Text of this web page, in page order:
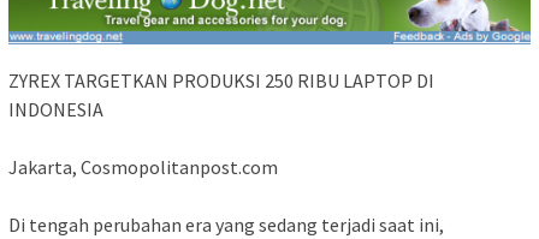
ZYREX TARGETKAN PRODUKSI 250 RIBU LAPTOP DI
INDONESIA
Jakarta, Cosmopolitanpost.com
Di tengah perubahan era yang sedang terjadi saat ini,